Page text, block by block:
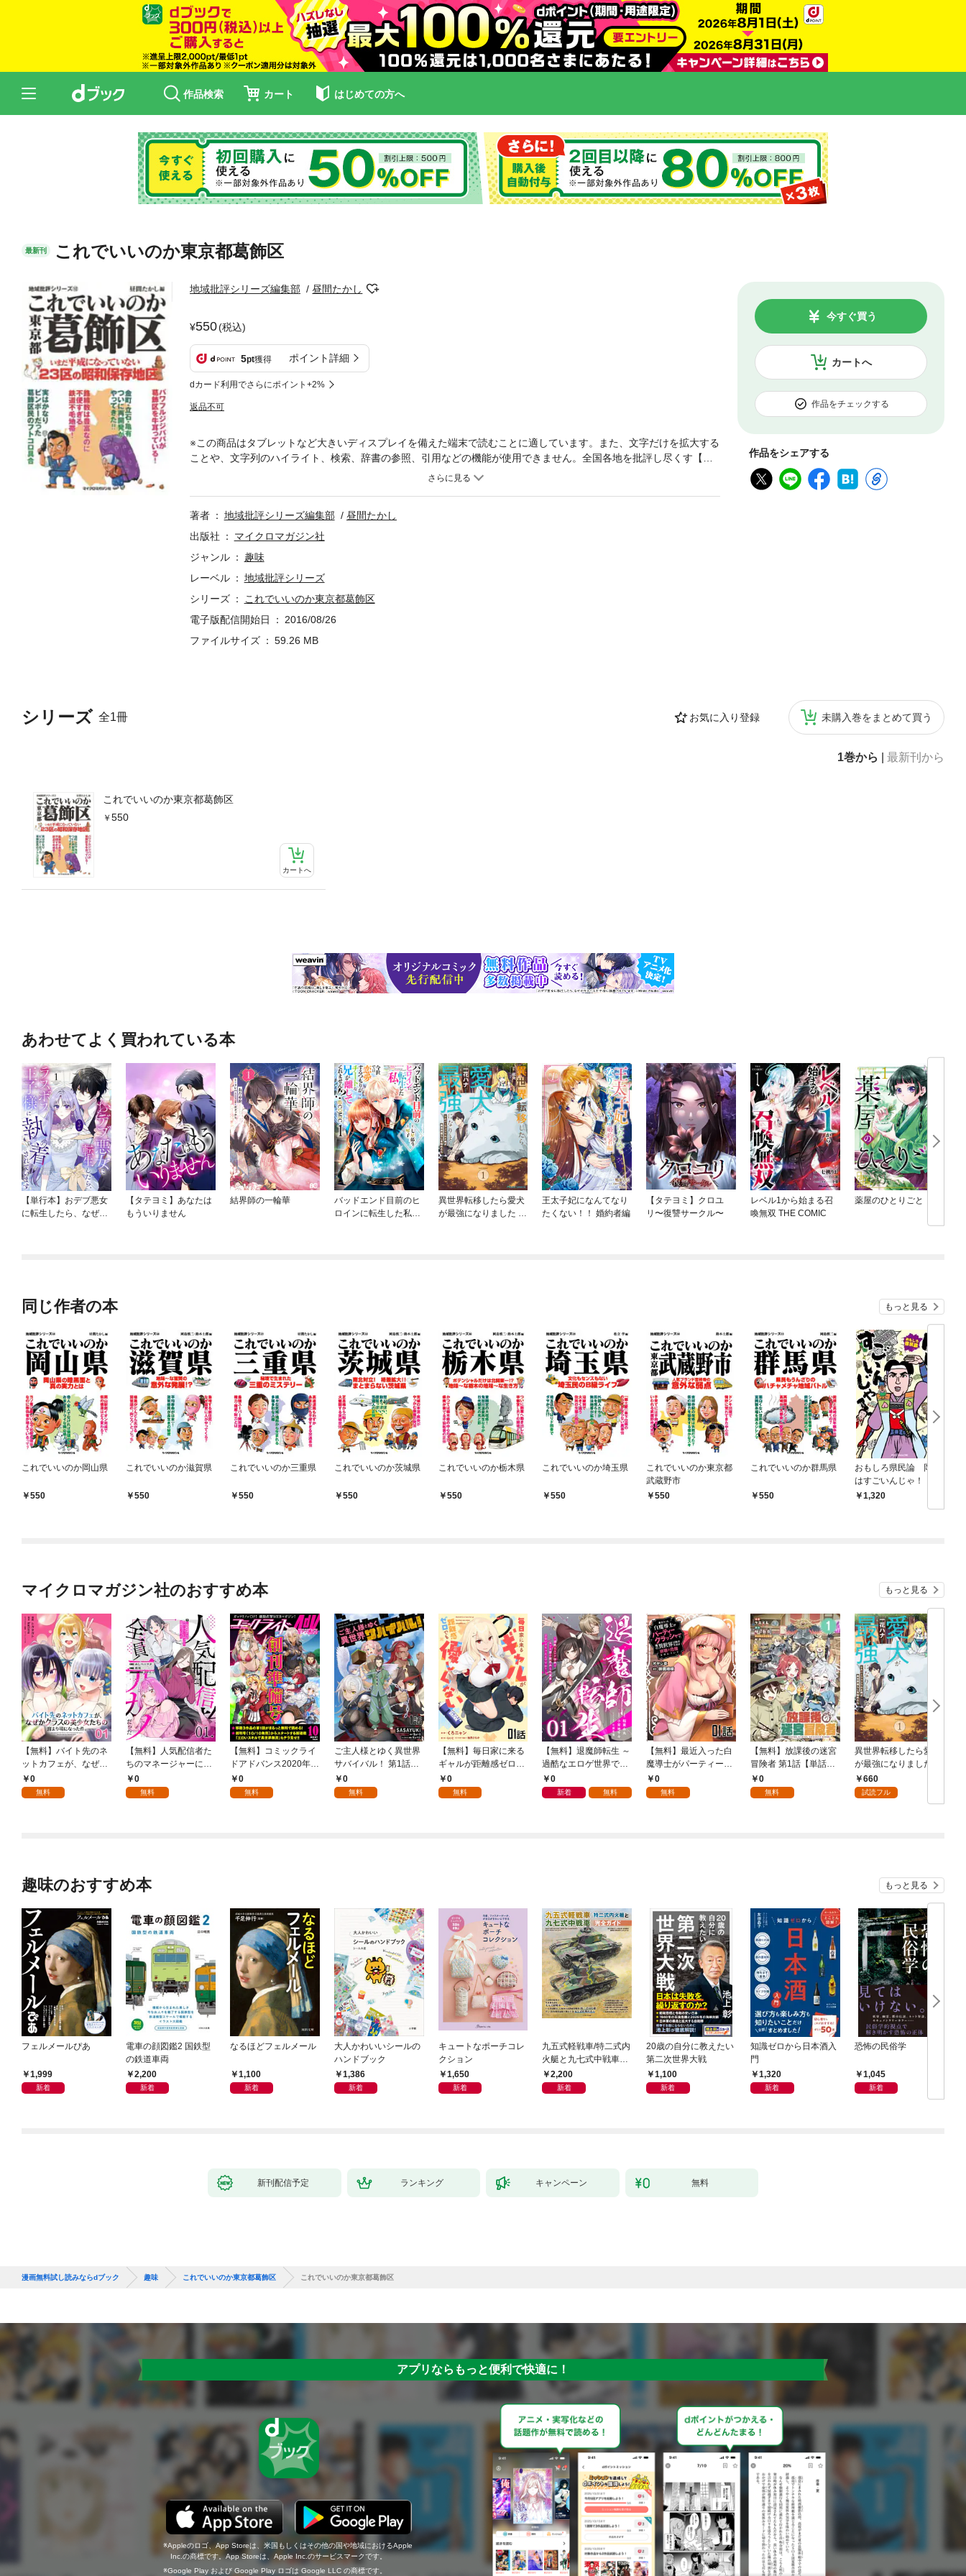
作品検索 カート はじめての方へ
最新刊 これでいいのか東京都葛飾区
地域批評シリーズ編集部 昼間たかし
550(税込)
5pt獲得 ポイント詳細
dカード利用でさらにポイント+2%
返品不可
カートへ
今すぐ買う
作品をチェックする
作品をシェアする
シリーズ 全1冊 お気に入り登録 未購入巻をまとめて買う
1巻から 最新刊から
これでいいのか東京都葛飾区
550
カートへ
※この商品はタブレットなど大きいディスプレイを備えた端末で読むことに適しています。また、文字だけを拡大する
ことや、文字列のハイライト、検索、辞書の参照、引用などの機能が使用できません。全国各地を批評し尽くす【日
本の特別地域】地域批評シリーズがついに文庫化！葛飾区とはどんな土地なのか。昭和の「下町物語」の代表格とも
のに、なぜか葛飾区には「下町」のイメージが存在している。葛飾区という名前は有名でも、その中身はほとんど知
られていないのが実情だ。どうにもとらえどころのない「ビミョー」な土地なのだ。本書は、そんな葛飾区がどのよ
だ。どうにも変化から取り残された観のある葛飾区。その実態と問題点を解き明かしていこう。
著者 地域批評シリーズ編集部
昼間たかし
出版社
マイクロマガジン社
ジャンル
趣味
レーベル
地域批評シリーズ
シリーズ
これでいいのか東京都葛飾区
電子版配信開始日
2016/08/26
ファイルサイズ
59.26 MB
あわせてよく買われている本
【単行本】おデブ悪女
に転生したら、なぜか
【タテヨミ】あなたは
もういりません
結界師の一輪華
バッドエンド目前のヒ
ロインに転生した私、
異世界転移したら愛犬
が最強になりました ～
王太子妃になんてなり
たくない！！ 婚約者編
【タテヨミ】クロユ
リ〜復讐サークル〜
レベル1から始まる召
喚無双 THE COMIC
薬屋のひとりごと
同じ作者の本 もっと見る
これでいいのか岡山県
550
これでいいのか滋賀県
550
これでいいのか三重県
550
これでいいのか茨城県
550
これでいいのか栃木県
550
これでいいのか埼玉県
550
これでいいのか東京都
武蔵野市
550
これでいいのか群馬県
550
おもしろ県民論 岡山
はすごいんじゃ！
1,320
マイクロマガジン社のおすすめ本 もっと見る
【無料】バイト先のネ
ットカフェが、なぜか
クラスの美少女たちの
溜まり場になった件。
0
無料
【無料】人気配信者た
ちのマネージャーにな
ったら、全員元カノだ
った 第1話【単話版】
0
無料
【無料】コミックライ
ドアドバンス2020年1
0月創刊準備号(vol.01)
0
無料
ご主人様とゆく異世界
サバイバル！ 第1話
【単話版】
0
無料
【無料】毎日家に来る
ギャルが距離感ゼロで
も優しくない 第1話
【単話版】
0
無料
【無料】退魔師転生 ～
過酷なエロゲ世界でキ
ツネ顔の関西弁な性悪
男はどないすりゃええ
0
新着 無料
【無料】最近入った白
魔導士がパーティーク
ラッシャーで、俺の異
世界冒険者生活が崩壊
0
無料
【無料】放課後の迷宮
冒険者 第1話【単話
版】
0
無料
異世界転移したら愛犬
が最強になりました ～
シルバーフェンリルと
俺が異世界暮らしを始
めたら～ THE COMIC
660
試読フル
趣味のおすすめ本 もっと見る
フェルメールぴあ
1,999
新着
電車の顔図鑑2 国鉄型
の鉄道車両
2,200
新着
なるほどフェルメール
1,100
新着
大人かわいいシールの
ハンドブック
1,386
新着
キュートなポーチコレ
クション
1,650
新着
九五式軽戦車/特二式内
火艇と九七式中戦車完
全ガイド
2,200
新着
20歳の自分に教えたい
第二次世界大戦
1,100
新着
知識ゼロから日本酒入
門
1,320
新着
恐怖の民俗学
1,045
新着
新刊配信予定 ランキング キャンペーン 無料
漫画無料試し読みならdブック 趣味 これでいいのか東京都葛飾区 これでいいのか東京都葛飾区
アプリならもっと便利で快適に！
Appleのロゴ、App Storeは、米国もしくはその他の国や地域におけるApple
Inc.の商標です。App Storeは、Apple Inc.のサービスマークです。
Google Play および Google Play ロゴは Google LLC の商標です。